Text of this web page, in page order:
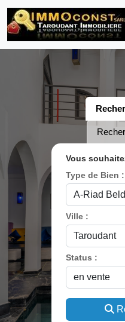
Vous
Type de Bien :
Ville :
Status :